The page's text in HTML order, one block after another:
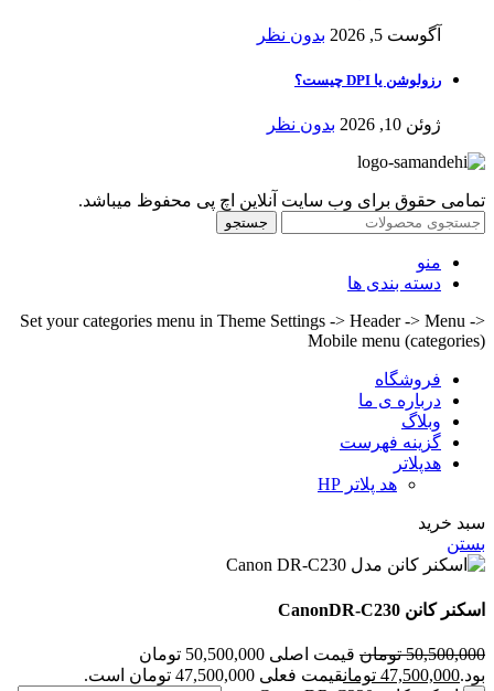
آگوست 5, 2026 بدون نظر
رزولوشن یا DPI چیست؟
ژوئن 10, 2026 بدون نظر
تمامی حقوق برای وب سایت آنلاین اچ پی محفوظ میباشد.
جستجو
منو
دسته بندی ها
Set your categories menu in Theme Settings -> Header -> Menu ->
Mobile menu (categories)
فروشگاه
درباره ی ما
وبلاگ
گزینه فهرست
هدپلاتر
هد پلاتر HP
سبد خرید
بستن
اسکنر کانن CanonDR-C230
50,500,000 تومان
قیمت اصلی 50,500,000 تومان
بود.47,500,000 تومانقیمت فعلی 47,500,000 تومان است.